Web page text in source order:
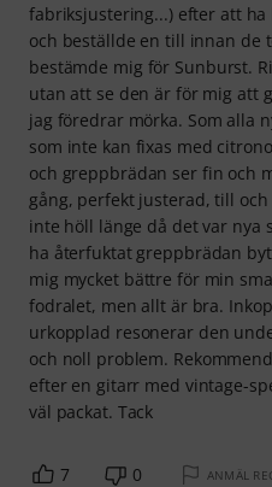
fabriksjustering...) efter att
och beställde en till innan de
bestämde mig för Sunburst.
utan att se den är för mig att
jag föredrar mörka. Som alla
som inte kan fixas med
och greppbrädan ser fin och
gång, perfekt justerad, till
inte höll länge då det var
ha återfuktat greppbrädan
mig mycket bättre för min
fodralet, men allt är bra.
urkopplad resonerar den
och noll problem.
efter en gitarr med vintage-
väl packat. Tack
7 0 ANMÄL